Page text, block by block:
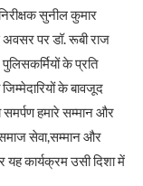
सुनील कुमार
पर डॉ. रूबी राज
के प्रति
के बावजूद
हमारे सम्मान और
सेवा,सम्मान और
यह कार्यक्रम उसी दिशा में